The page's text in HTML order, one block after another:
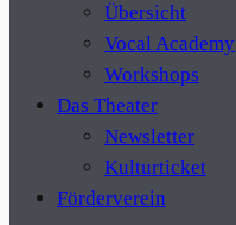
Übersicht
Vocal Academy
Workshops
Das Theater
Newsletter
Kulturticket
Förderverein